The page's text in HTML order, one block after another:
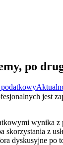
po
jest
wynika
z
dyskusyjne po